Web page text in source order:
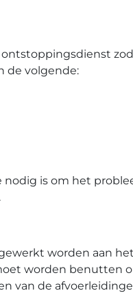
de volgende:
nodig is om het
worden aan
worden benutten
van de